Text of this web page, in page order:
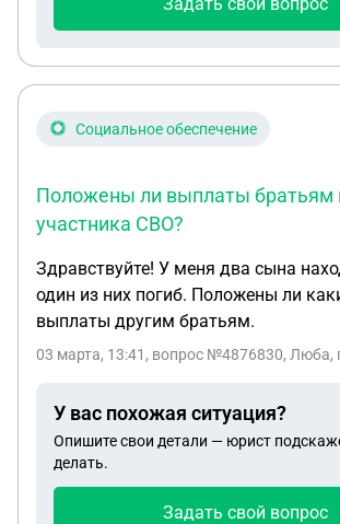
Социальное обеспечение
Положены ли выплаты братьям
участника СВО?
Здравствуйте! У меня два сына
один из них погиб. Положены ли
выплаты другим братьям.
03 марта, 13:41 , вопрос №4876830, Люба,
У вас похожая ситуация?
Опишите свои детали — юрист
делать.
Задать свой вопрос